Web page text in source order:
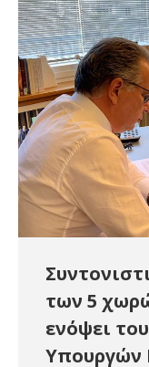
των 5
ενόψει
Υπουργών